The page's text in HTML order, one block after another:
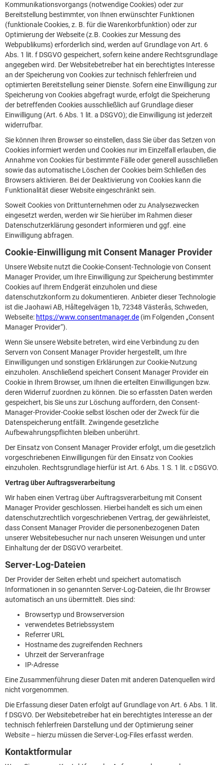
Kommunikationsvorgangs (notwendige Cookies) oder zur
Bereitstellung bestimmter, von Ihnen erwünschter Funktionen
(funktionale Cookies, z. B. für die Warenkorbfunktion) oder zur
Optimierung der Webseite (z.B. Cookies zur Messung des
Webpublikums) erforderlich sind, werden auf Grundlage von Art. 6
Abs. 1 lit. f DSGVO gespeichert, sofern keine andere Rechtsgrundlage
angegeben wird. Der Websitebetreiber hat ein berechtigtes Interesse
an der Speicherung von Cookies zur technisch fehlerfreien und
optimierten Bereitstellung seiner Dienste. Sofern eine Einwilligung zur
Speicherung von Cookies abgefragt wurde, erfolgt die Speicherung
der betreffenden Cookies ausschließlich auf Grundlage dieser
Einwilligung (Art. 6 Abs. 1 lit. a DSGVO); die Einwilligung ist jederzeit
widerrufbar.
Sie können Ihren Browser so einstellen, dass Sie über das Setzen von
Cookies informiert werden und Cookies nur im Einzelfall erlauben, die
Annahme von Cookies für bestimmte Fälle oder generell ausschließen
sowie das automatische Löschen der Cookies beim Schließen des
Browsers aktivieren. Bei der Deaktivierung von Cookies kann die
Funktionalität dieser Website eingeschränkt sein.
Soweit Cookies von Drittunternehmen oder zu Analysezwecken
eingesetzt werden, werden wir Sie hierüber im Rahmen dieser
Datenschutzerklärung gesondert informieren und ggf. eine
Einwilligung abfragen.
Cookie-Einwilligung mit Consent Manager Provider
Unsere Website nutzt die Cookie-Consent-Technologie von Consent
Manager Provider, um Ihre Einwilligung zur Speicherung bestimmter
Cookies auf Ihrem Endgerät einzuholen und diese
datenschutzkonform zu dokumentieren. Anbieter dieser Technologie
ist die Jaohawi AB, Håltegelvägen 1b, 72348 Västerås, Schweden,
Webseite: https://www.consentmanager.de (im Folgenden „Consent
Manager Provider“).
Wenn Sie unsere Website betreten, wird eine Verbindung zu den
Servern von Consent Manager Provider hergestellt, um Ihre
Einwilligungen und sonstigen Erklärungen zur Cookie-Nutzung
einzuholen. Anschließend speichert Consent Manager Provider ein
Cookie in Ihrem Browser, um Ihnen die erteilten Einwilligungen bzw.
deren Widerruf zuordnen zu können. Die so erfassten Daten werden
gespeichert, bis Sie uns zur Löschung auffordern, den Consent-
Manager-Provider-Cookie selbst löschen oder der Zweck für die
Datenspeicherung entfällt. Zwingende gesetzliche
Aufbewahrungspflichten bleiben unberührt.
Der Einsatz von Consent Manager Provider erfolgt, um die gesetzlich
vorgeschriebenen Einwilligungen für den Einsatz von Cookies
einzuholen. Rechtsgrundlage hierfür ist Art. 6 Abs. 1 S. 1 lit. c DSGVO.
Vertrag über Auftragsverarbeitung
Wir haben einen Vertrag über Auftragsverarbeitung mit Consent
Manager Provider geschlossen. Hierbei handelt es sich um einen
datenschutzrechtlich vorgeschriebenen Vertrag, der gewährleistet,
dass Consent Manager Provider die personenbezogenen Daten
unserer Websitebesucher nur nach unseren Weisungen und unter
Einhaltung der der DSGVO verarbeitet.
Server-Log-Dateien
Der Provider der Seiten erhebt und speichert automatisch
Informationen in so genannten Server-Log-Dateien, die Ihr Browser
automatisch an uns übermittelt. Dies sind:
Browsertyp und Browserversion
verwendetes Betriebssystem
Referrer URL
Hostname des zugreifenden Rechners
Uhrzeit der Serveranfrage
IP-Adresse
Eine Zusammenführung dieser Daten mit anderen Datenquellen wird
nicht vorgenommen.
Die Erfassung dieser Daten erfolgt auf Grundlage von Art. 6 Abs. 1 lit.
f DSGVO. Der Websitebetreiber hat ein berechtigtes Interesse an der
technisch fehlerfreien Darstellung und der Optimierung seiner
Website – hierzu müssen die Server-Log-Files erfasst werden.
Kontaktformular